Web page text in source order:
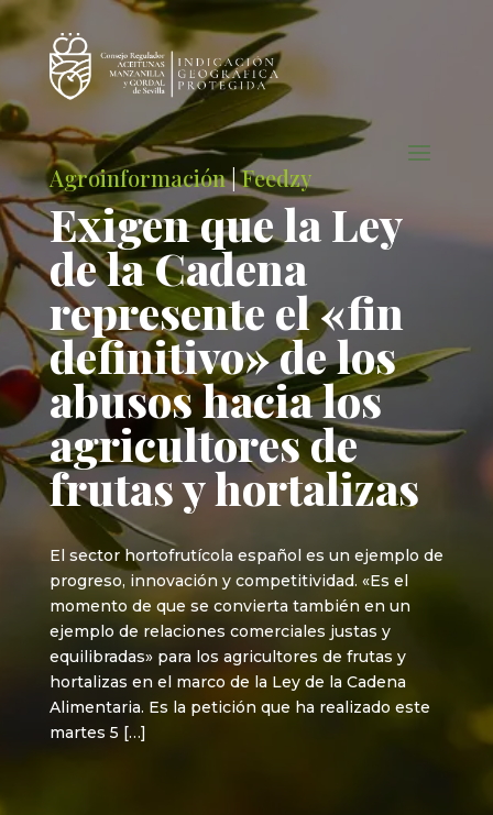
Agroinformación|Feedzy
Exigen que la Ley
de la Cadena
represente el «fin
definitivo» de los
abusos hacia los
agricultores de
frutas y hortalizas
El sector hortofrutícola español es un ejemplo de
progreso, innovación y competitividad. «Es el
momento de que se convierta también en un
ejemplo de relaciones comerciales justas y
equilibradas» para los agricultores de frutas y
hortalizas en el marco de la Ley de la Cadena
Alimentaria. Es la petición que ha realizado este
martes 5 […]